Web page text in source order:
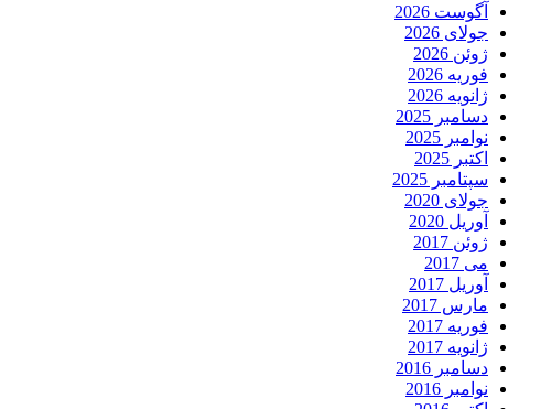
آگوست 2026
جولای 2026
ژوئن 2026
فوریه 2026
ژانویه 2026
دسامبر 2025
نوامبر 2025
اکتبر 2025
سپتامبر 2025
جولای 2020
آوریل 2020
ژوئن 2017
می 2017
آوریل 2017
مارس 2017
فوریه 2017
ژانویه 2017
دسامبر 2016
نوامبر 2016